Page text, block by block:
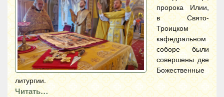
пророка Илии,
в Свято-
Троицком
кафедральном
соборе были
совершены две
Божественные
литургии.
Читать…